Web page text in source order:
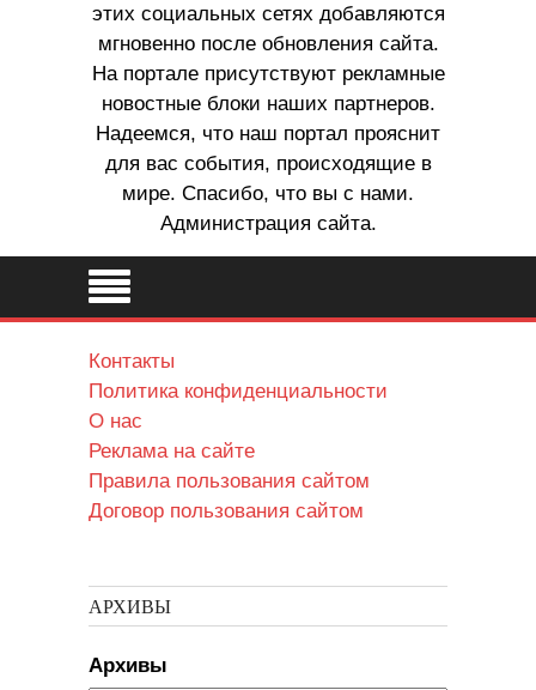
этих социальных сетях добавляются
мгновенно после обновления сайта.
На портале присутствуют рекламные
новостные блоки наших партнеров.
Надеемся, что наш портал прояснит
для вас события, происходящие в
мире. Спасибо, что вы с нами.
Администрация сайта.
Контакты
Политика конфиденциальности
О нас
Реклама на сайте
Правила пользования сайтом
Договор пользования сайтом
АРХИВЫ
Архивы